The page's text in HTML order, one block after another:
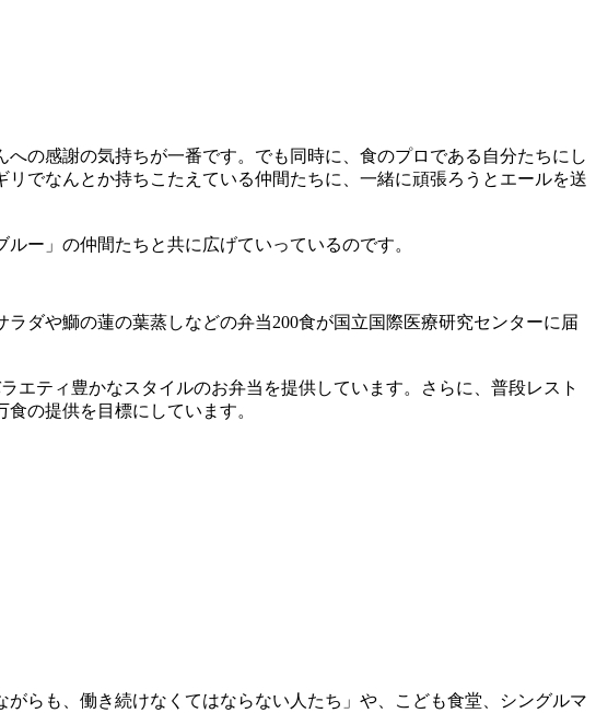
の感謝の気持ちが一番です。でも同時に、食のプロである自分たちにし
でなんとか持ちこたえている仲間たちに、一緒に頑張ろうとエールを送
ー」の仲間たちと共に広げていっているのです。
ダや鰤の蓮の葉蒸しなどの弁当200食が国立国際医療研究センターに届
ティ豊かなスタイルのお弁当を提供しています。さらに、普段レスト
の提供を目標にしています。
らも、働き続けなくてはならない人たち」や、こども食堂、シングルマ